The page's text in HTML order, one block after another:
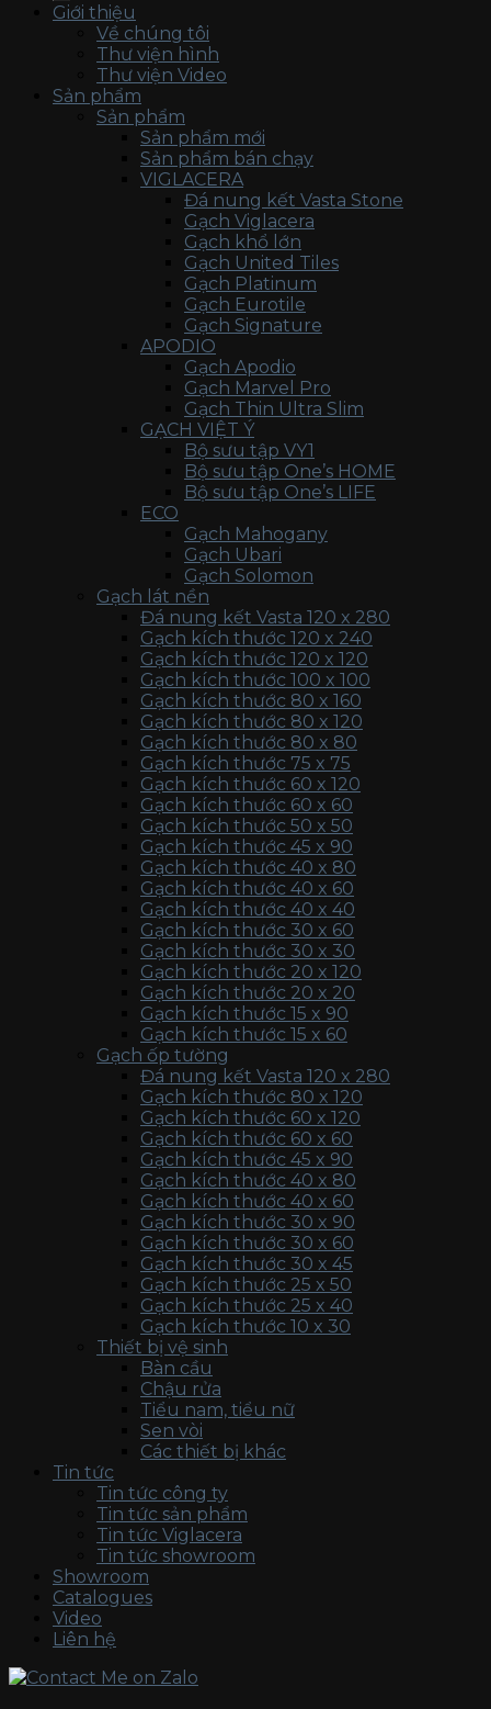
Giới thiệu
Về chúng tôi
Thư viện hình
Thư viện Video
Sản phẩm
Sản phẩm
Sản phẩm mới
Sản phẩm bán chạy
VIGLACERA
Đá nung kết Vasta Stone
Gạch Viglacera
Gạch khổ lớn
Gạch United Tiles
Gạch Platinum
Gạch Eurotile
Gạch Signature
APODIO
Gạch Apodio
Gạch Marvel Pro
Gạch Thin Ultra Slim
GẠCH VIỆT Ý
Bộ sưu tập VY1
Bộ sưu tập One’s HOME
Bộ sưu tập One’s LIFE
ECO
Gạch Mahogany
Gạch Ubari
Gạch Solomon
Gạch lát nền
Đá nung kết Vasta 120 x 280
Gạch kích thước 120 x 240
Gạch kích thước 120 x 120
Gạch kích thước 100 x 100
Gạch kích thước 80 x 160
Gạch kích thước 80 x 120
Gạch kích thước 80 x 80
Gạch kích thước 75 x 75
Gạch kích thước 60 x 120
Gạch kích thước 60 x 60
Gạch kích thước 50 x 50
Gạch kích thước 45 x 90
Gạch kích thước 40 x 80
Gạch kích thước 40 x 60
Gạch kích thước 40 x 40
Gạch kích thước 30 x 60
Gạch kích thước 30 x 30
Gạch kích thước 20 x 120
Gạch kích thước 20 x 20
Gạch kích thước 15 x 90
Gạch kích thước 15 x 60
Gạch ốp tường
Đá nung kết Vasta 120 x 280
Gạch kích thước 80 x 120
Gạch kích thước 60 x 120
Gạch kích thước 60 x 60
Gạch kích thước 45 x 90
Gạch kích thước 40 x 80
Gạch kích thước 40 x 60
Gạch kích thước 30 x 90
Gạch kích thước 30 x 60
Gạch kích thước 30 x 45
Gạch kích thước 25 x 50
Gạch kích thước 25 x 40
Gạch kích thước 10 x 30
Thiết bị vệ sinh
Bàn cầu
Chậu rửa
Tiểu nam, tiểu nữ
Sen vòi
Các thiết bị khác
Tin tức
Tin tức công ty
Tin tức sản phẩm
Tin tức Viglacera
Tin tức showroom
Showroom
Catalogues
Video
Liên hệ